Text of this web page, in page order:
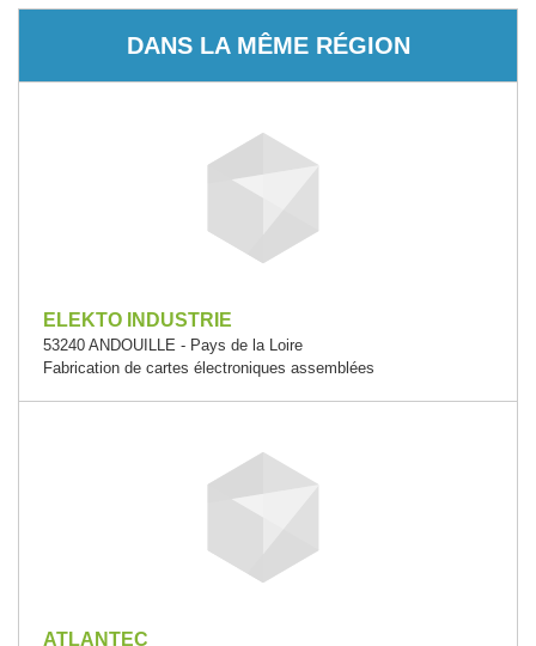
DANS LA MÊME RÉGION
ELEKTO INDUSTRIE
53240 ANDOUILLE - Pays de la Loire
Fabrication de cartes électroniques assemblées
ATLANTEC